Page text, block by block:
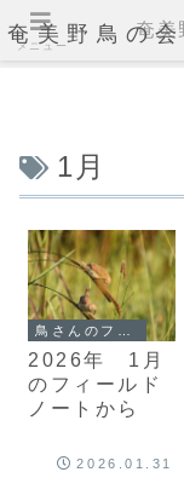
奄美野鳥
1月
2026年 1月
のフィールド
ノートから
2026.01.31
メニュー
奄